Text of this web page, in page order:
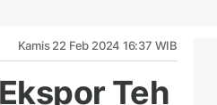
Kamis 22 Feb 2024 16:37 WIB
Teh